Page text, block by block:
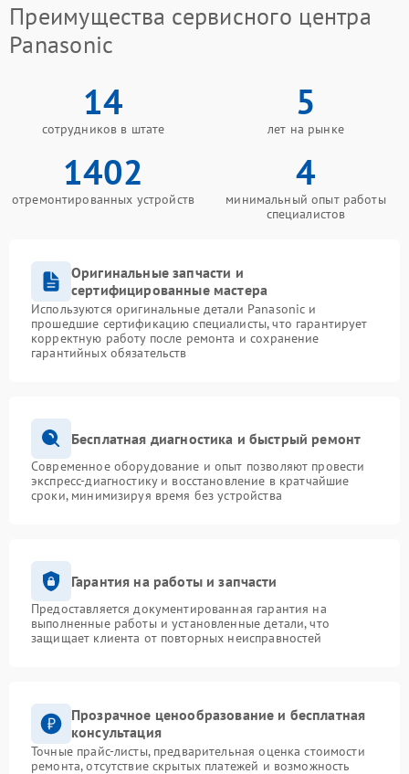
Преимущества сервисного центра
Panasonic
14
сотрудников в штате
5
лет на рынке
1402
отремонтированных устройств
4
минимальный опыт работы
специалистов
Оригинальные запчасти и
сертифицированные мастера
Используются оригинальные детали Panasonic и
прошедшие сертификацию специалисты, что гарантирует
корректную работу после ремонта и сохранение
гарантийных обязательств
Бесплатная диагностика и быстрый ремонт
Современное оборудование и опыт позволяют провести
экспресс-диагностику и восстановление в кратчайшие
сроки, минимизируя время без устройства
Гарантия на работы и запчасти
Предоставляется документированная гарантия на
выполненные работы и установленные детали, что
защищает клиента от повторных неисправностей
Прозрачное ценообразование и бесплатная
консультация
Точные прайс-листы, предварительная оценка стоимости
ремонта, отсутствие скрытых платежей и возможность